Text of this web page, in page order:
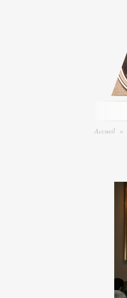
Accueil »